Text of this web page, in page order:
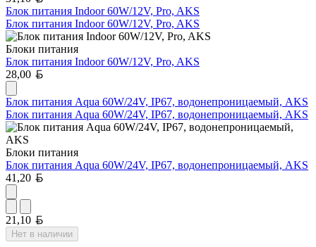
Блок питания Indoor 60W/12V, Pro, AKS
Блок питания Indoor 60W/12V, Pro, AKS
Блоки питания
Блок питания Indoor 60W/12V, Pro, AKS
28,00
Блок питания Aqua 60W/24V, IP67, водонепроницаемый, AKS
Блок питания Aqua 60W/24V, IP67, водонепроницаемый, AKS
Блоки питания
Блок питания Aqua 60W/24V, IP67, водонепроницаемый, AKS
41,20
21,10
Нет в наличии